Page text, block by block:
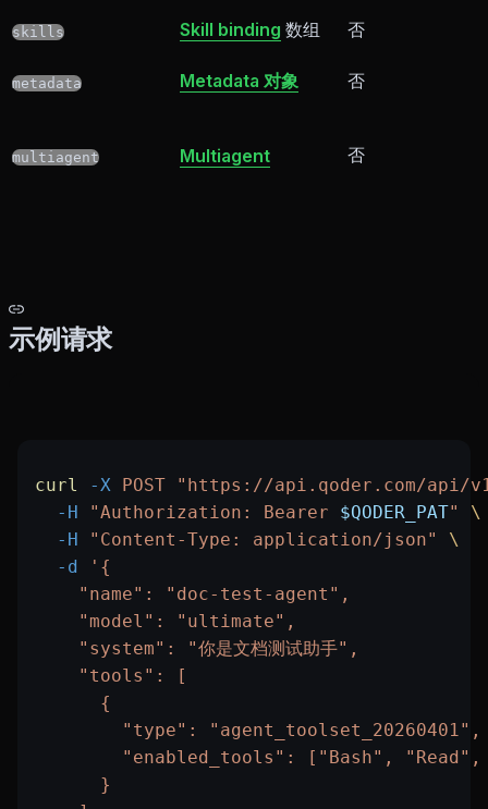
skills Skill binding 数组 否
metadata Metadata 对象 否
multiagent Multiagent 否
示例请求
curl -X POST "https://api.qoder.com/api/
  -H
"Authorization: Bearer $QODER_PAT"
\
  -H
"Content-Type: application/json"
\
  -d
'{
    "name": "doc-test-agent",
    "model": "ultimate",
    "system": "你是文档测试助手",
    "tools": [
      {
        "type": "agent_toolset_20260401",
"enabled_tools": ["Bash",
      }